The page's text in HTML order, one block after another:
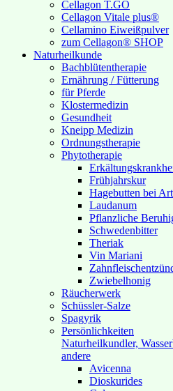
Cellagon T.GO
Cellagon Vitale plus®
Cellamino Eiweißpulver
zum Cellagon® SHOP
Naturheilkunde
Bachblütentherapie
Ernährung / Fütterung
für Pferde
Klostermedizin
Gesundheit
Kneipp Medizin
Ordnungstherapie
Phytotherapie
Frühjahrskur
Hagebutten bei
Laudanum
Pflanzliche
Schwedenbitter
Theriak
Vin Mariani
Zwiebelhonig
Räucherwerk
Schüssler-Salze
Spagyrik
Persönlichkeiten
Naturheilkundler,
andere
Avicenna
Dioskurides